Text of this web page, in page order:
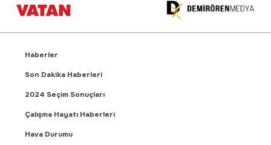
Haberler
Son Dakika Haberleri
2024 Seçim Sonuçları
Çalışma Hayatı Haberleri
Hava Durumu